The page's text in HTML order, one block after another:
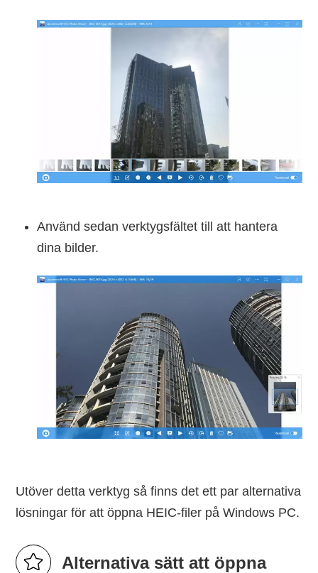
Använd sedan verktygsfältet till att hantera
dina bilder.
Utöver detta verktyg så finns det ett par alternativa
lösningar för att öppna HEIC-filer på Windows PC.
Alternativa sätt att öppna